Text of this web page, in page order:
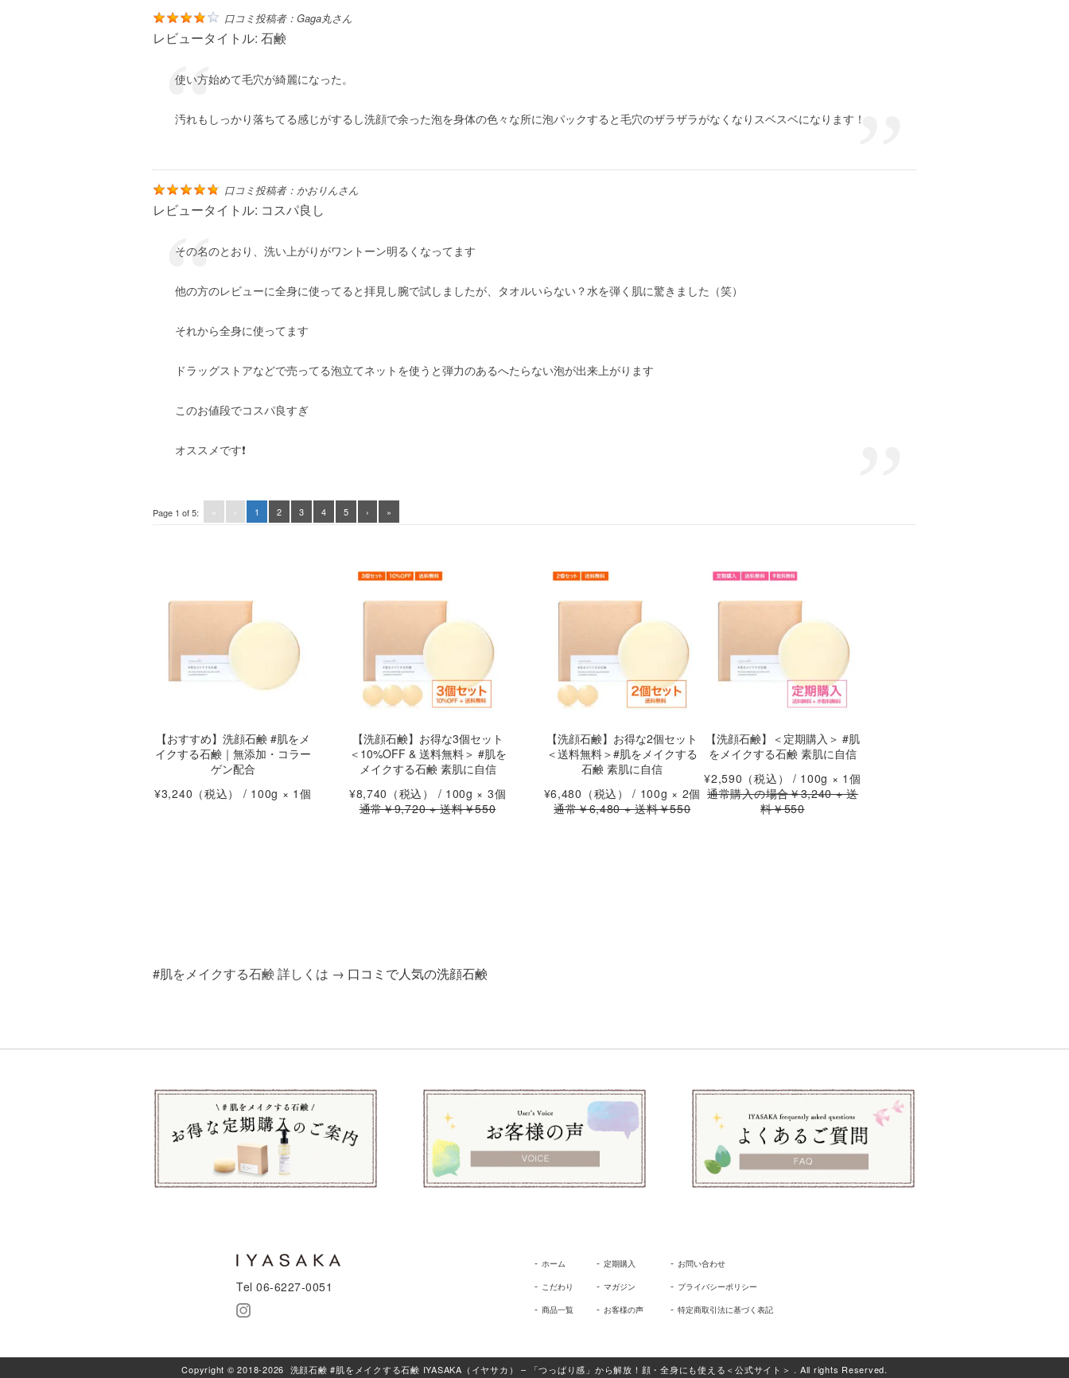
口コミ投稿者： Gaga丸さん
レビュータイトル: 石鹸
使い方始めて毛穴が綺麗になった。
汚れもしっかり落ちてる感じがするし洗顔で余った泡を身体の色々な所に泡パックすると毛穴のザラザラがなくなりスベスベになります！
口コミ投稿者： かおりんさん
レビュータイトル: コスパ良し
その名のとおり、洗い上がりがワントーン明るくなってます
他の方のレビューに全身に使ってると拝見し腕で試しましたが、タオルいらない？水を弾く肌に驚きました（笑）
それから全身に使ってます
ドラッグストアなどで売ってる泡立てネットを使うと弾力のあるへたらない泡が出来上がります
このお値段でコスパ良すぎ
オススメです❗️
Page 1 of 5: « ‹ 1 2 3 4 5 › »
【おすすめ】洗顔石鹸 #肌をメ
イクする石鹸｜無添加・コラー
ゲン配合
¥3,240 （税込） / 100g × 1個
【洗顔石鹸】お得な3個セット
＜10%OFF & 送料無料＞ #肌を
メイクする石鹸 素肌に自信
¥8,740 （税込） / 100g × 3個
通常￥9,720 + 送料￥550
【洗顔石鹸】お得な2個セット
＜送料無料＞#肌をメイクする
石鹸 素肌に自信
¥6,480 （税込） / 100g × 2個
通常￥6,480 + 送料￥550
【洗顔石鹸】＜定期購入＞ #肌
をメイクする石鹸 素肌に自信
¥2,590 （税込） / 100g × 1個
通常購入の場合￥3,240 + 送
料￥550
#肌をメイクする石鹸 詳しくは → 口コミで人気の洗顔石鹸
Tel 06-6227-0051
ホーム
こだわり
商品一覧
定期購入
マガジン
お客様の声
お問い合わせ
プライバシーポリシー
特定商取引法に基づく表記
Copyright © 2018-2026 洗顔石鹸 #肌をメイクする石鹸 IYASAKA（イヤサカ） – 「つっぱり感」から解放！顔・全身にも使える＜公式サイト＞ . All rights Reserved.